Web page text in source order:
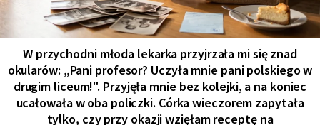
W przychodni młoda lekarka przyjrzała mi się znad
okularów: „Pani profesor? Uczyła mnie pani polskiego w
drugim liceum!". Przyjęła mnie bez kolejki, a na koniec
ucałowała w oba policzki. Córka wieczorem zapytała
tylko, czy przy okazji wzięłam receptę na